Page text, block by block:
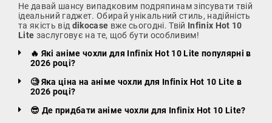
Не давай шансу випадковим подряпинам зіпсувати твій
ідеальний гаджет. Обирай унікальний стиль, надійність
та якість від dikocase вже сьогодні. Твій Infinix Hot 10
Lite заслуговує на те, щоб бути особливим!
🔥 Які аніме чохли для Infinix Hot 10 Lite популярні в
2026 році?
🧐 Яка ціна на аніме чохли для Infinix Hot 10 Lite в
2026 році?
😎 Де придбати аніме чохли для Infinix Hot 10 Lite?